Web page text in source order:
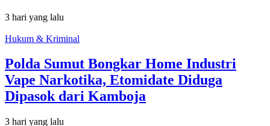
3 hari yang lalu
Hukum & Kriminal
Polda Sumut Bongkar Home Industri
Vape Narkotika, Etomidate Diduga
Dipasok dari Kamboja
3 hari yang lalu